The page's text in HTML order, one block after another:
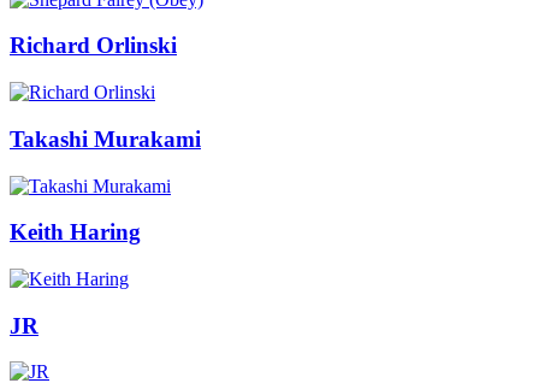
Richard Orlinski
Takashi Murakami
Keith Haring
JR